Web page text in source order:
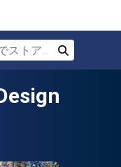
トアを検索
検索